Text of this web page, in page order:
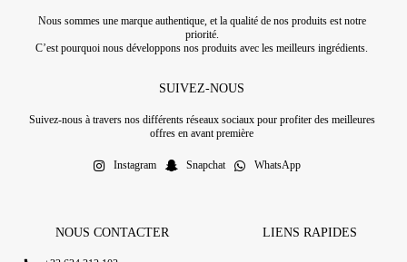
Nous sommes une marque authentique, et la qualité de nos produits est notre
priorité.
C’est pourquoi nous développons nos produits avec les meilleurs ingrédients.
SUIVEZ-NOUS
Suivez-nous à travers nos différents réseaux sociaux pour profiter des meilleures
offres en avant première
Instagram Snapchat WhatsApp
NOUS CONTACTER LIENS RAPIDES